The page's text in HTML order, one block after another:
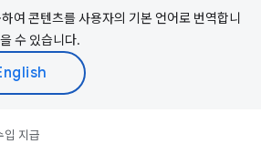
여 콘텐츠를 사용자의 기본 언어로 번역합니
수 있습니다.
입 지급